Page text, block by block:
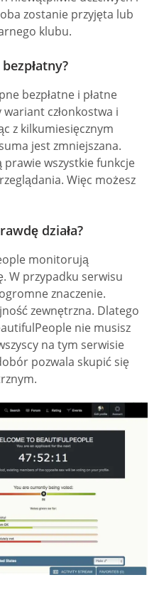
zostanie przyjęta lub
klubu.
bezpłatne i płatne
członkostwa i
z kilkumiesięcznym
jest zmniejszana.
prawie wszystkie funkcje
Więc możesz
działa?
monitorują
W przypadku serwisu
znaczenie.
zewnętrzna. Dlatego
nie musisz
na tym serwisie
pozwala skupić się